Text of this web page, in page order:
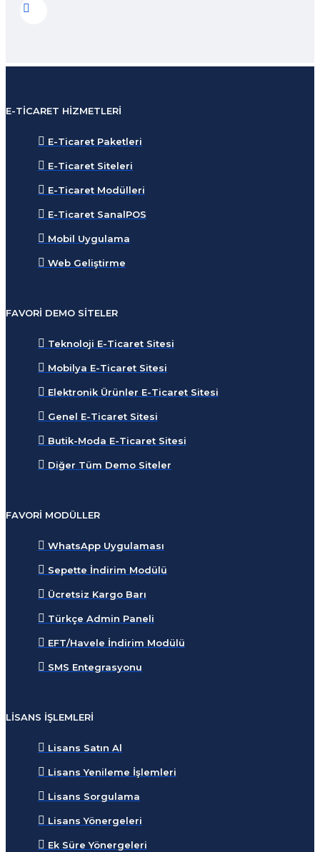
E-TICARET HIZMETLERI
E-Ticaret Paketleri
E-Ticaret Siteleri
E-Ticaret Modülleri
E-Ticaret SanalPOS
Mobil Uygulama
Web Geliştirme
FAVORI DEMO SITELER
Teknoloji E-Ticaret Sitesi
Mobilya E-Ticaret Sitesi
Elektronik Ürünler E-Ticaret Sitesi
Genel E-Ticaret Sitesi
Butik-Moda E-Ticaret Sitesi
Diğer Tüm Demo Siteler
FAVORI MODÜLLER
WhatsApp Uygulaması
Sepette İndirim Modülü
Ücretsiz Kargo Barı
Türkçe Admin Paneli
EFT/Havele İndirim Modülü
SMS Entegrasyonu
LISANS İŞLEMLERI
Lisans Satın Al
Lisans Yenileme İşlemleri
Lisans Sorgulama
Lisans Yönergeleri
Ek Süre Yönergeleri